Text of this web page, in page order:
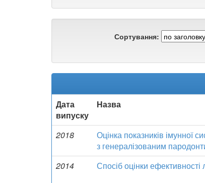
Сортування:
Дата
випуску
Назва
2018
Оцінка показників імунної
з генералізованим
2014 Спосіб оцінки